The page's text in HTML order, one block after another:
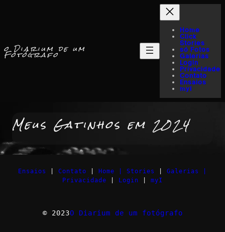
o Diarium de um
Fotógrafo
Home
Click
Stories
só Fotos
Galerias
Login
Privacidade
Contato
Ensaios
myI
Meus Gatinhos em 2024
Ensaios Contato Home | Stories
Galerias |
Privacidade
Login myI
© 2023O Diarium de um fotógrafo